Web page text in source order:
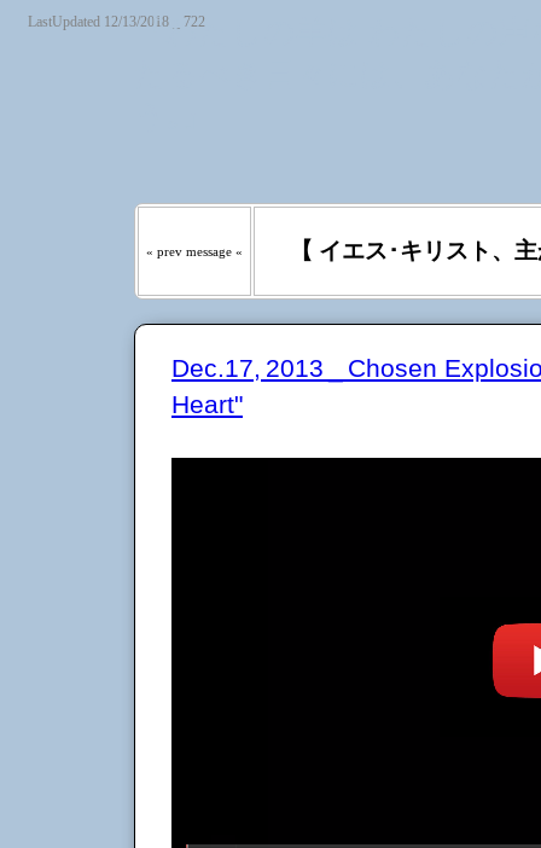
LastUpdated 12/13/2018 _ 722『わたしの羊は わたしの
« prev message « 【 イエス･キリスト、
Dec.17, 2013 _ Chosen
Heart"